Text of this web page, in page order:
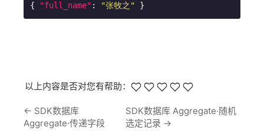
{
"full_name" : "张牧之" }
以上内容是否对您有帮助：
← SDK数据库
Aggregate·传递字段
SDK数据库 Aggregate·随机
选定记录 →